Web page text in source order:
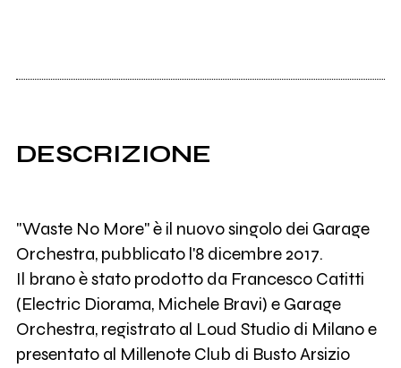
DESCRIZIONE
"Waste No More" è il nuovo singolo dei Garage
Orchestra, pubblicato l'8 dicembre 2017.
Il brano è stato prodotto da Francesco Catitti
(Electric Diorama, Michele Bravi) e Garage
Orchestra, registrato al Loud Studio di Milano e
presentato al Millenote Club di Busto Arsizio